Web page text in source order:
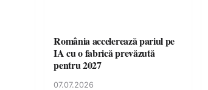
România accelerează pariul pe
IA cu o fabrică prevăzută
pentru 2027
07.07.2026